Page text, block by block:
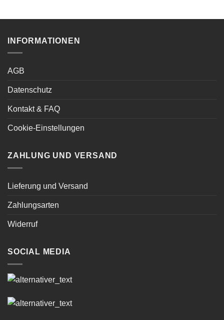
INFORMATIONEN
AGB
Datenschutz
Kontakt & FAQ
Cookie-Einstellungen
ZAHLUNG UND VERSAND
Lieferung und Versand
Zahlungsarten
Widerruf
SOCIAL MEDIA